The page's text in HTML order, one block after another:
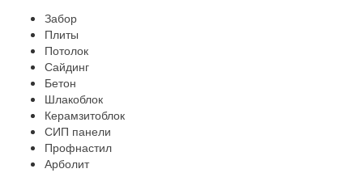
Забор
Плиты
Потолок
Сайдинг
Бетон
Шлакоблок
Керамзитоблок
СИП панели
Профнастил
Арболит